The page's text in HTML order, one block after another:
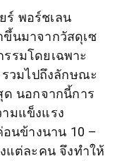
ร์ พอร์ชเลน
ขึ้นมาจากวัสดุเซ
รมโดยเฉพาะ
วมไปถึงลักษณะ
นอกจากนี้การ
มแข็งแรง
นข้างนาน 10 –
แต่ละคน จึงทำให้